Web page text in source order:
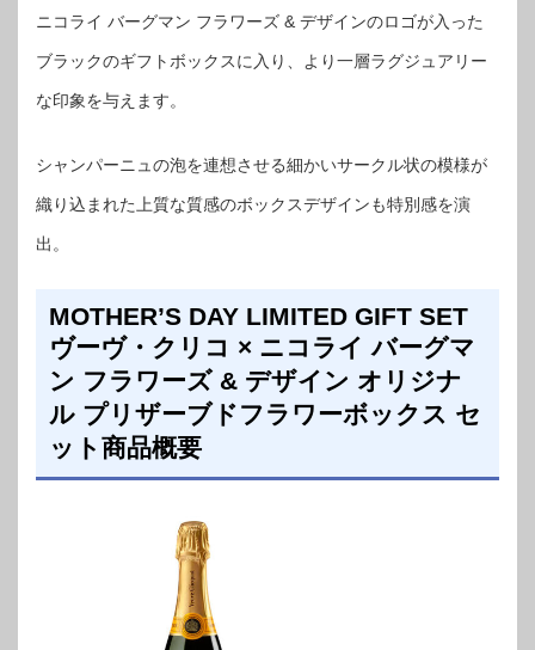
ニコライ バーグマン フラワーズ & デザインのロゴが入った
ブラックのギフトボックスに入り、より一層ラグジュアリー
な印象を与えます。
シャンパーニュの泡を連想させる細かいサークル状の模様が
織り込まれた上質な質感のボックスデザインも特別感を演
出。
MOTHER’S DAY LIMITED GIFT SET
ヴーヴ・クリコ × ニコライ バーグマ
ン フラワーズ & デザイン オリジナ
ル プリザーブドフラワーボックス セ
ット商品概要